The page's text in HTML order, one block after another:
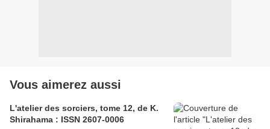
Vous aimerez aussi
L'atelier des sorciers, tome 12, de K.
Shirahama : ISSN 2607-0006